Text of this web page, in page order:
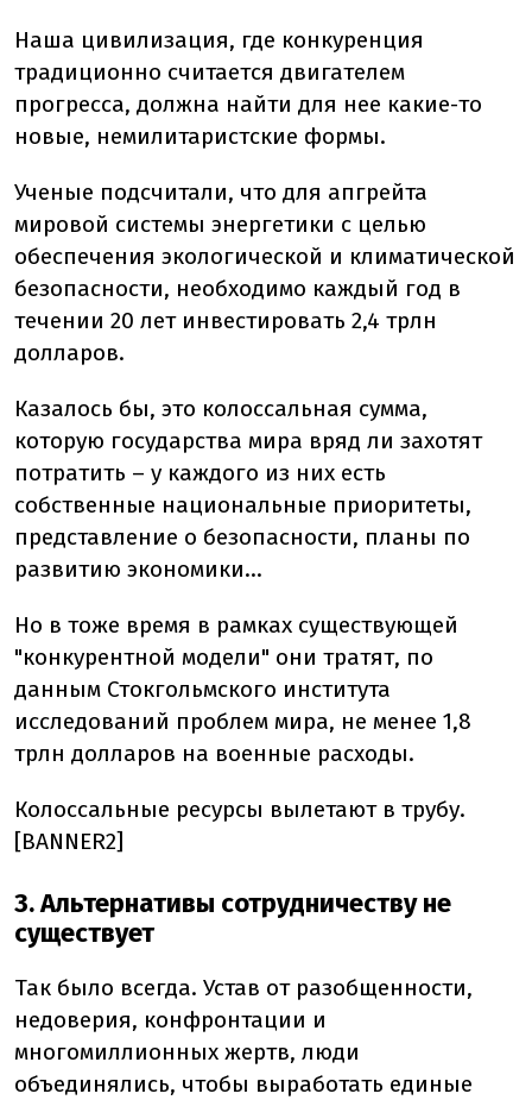
Наша цивилизация, где конкуренция
традиционно считается двигателем
прогресса, должна найти для нее какие-то
новые, немилитаристские формы.
Ученые подсчитали, что для апгрейта
мировой системы энергетики с целью
обеспечения экологической и климатической
безопасности, необходимо каждый год в
течении 20 лет инвестировать 2,4 трлн
долларов.
Казалось бы, это колоссальная сумма,
которую государства мира вряд ли захотят
потратить – у каждого из них есть
собственные национальные приоритеты,
представление о безопасности, планы по
развитию экономики...
Но в тоже время в рамках существующей
"конкурентной модели" они тратят, по
данным Стокгольмского института
исследований проблем мира, не менее 1,8
трлн долларов на военные расходы.
Колоссальные ресурсы вылетают в трубу.
[BANNER2]
3. Альтернативы сотрудничеству не
существует
Так было всегда. Устав от разобщенности,
недоверия, конфронтации и
многомиллионных жертв, люди
объединялись, чтобы выработать единые